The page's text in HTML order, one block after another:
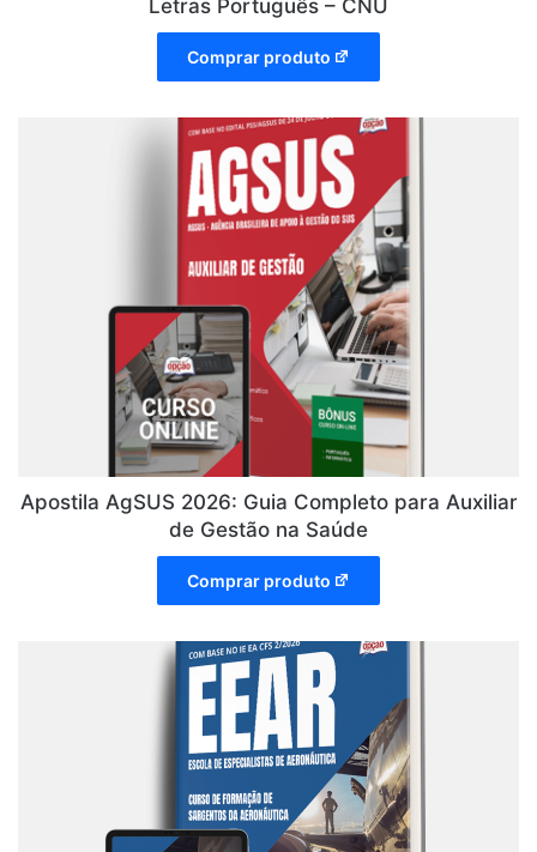
Letras Português – CNU
Comprar produto
Apostila AgSUS 2026: Guia Completo para Auxiliar
de Gestão na Saúde
Comprar produto